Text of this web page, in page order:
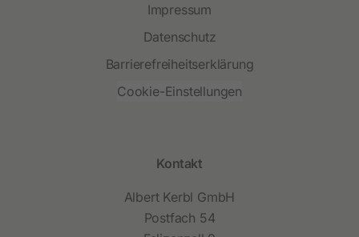
Impressum
Datenschutz
Barrierefreiheitserklärung
Cookie-Einstellungen
Kontakt
Albert Kerbl GmbH
Postfach 54